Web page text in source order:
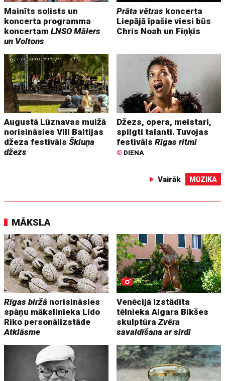
Mainīts solists un
koncerta programma
koncertamLNSO Mālers
un Voltons
Prāta vētras koncerta
Liepājā īpašie viesi būs
Chris Noah un Fiņķis
Augustā Lūznavas muižā
norisināsies VIII Baltijas
džeza festivālsŠkiuņa
džezs
Džezs, opera, meistari,
spilgti talanti. Tuvojas
festivālsRīgas ritmi
© DIENA
Vairāk MŪZIKA
MĀKSLA
Rīgas biržā norisināsies
spāņu mākslinieka Lido
Riko personālizstāde
Atklāsme
Venēcijā izstādīta
tēlnieka Aigara Bikšes
skulptūraZvēra
savaldīšana ar sirdi